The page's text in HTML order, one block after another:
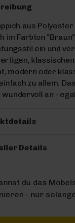
aus
im Farbton
ein und
modern oder
zu allem.
an -
Details
du das
- nur